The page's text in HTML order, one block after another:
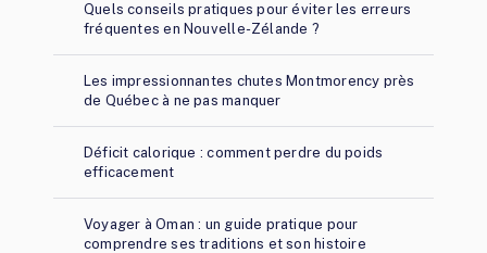
Quels conseils pratiques pour éviter les erreurs
fréquentes en Nouvelle-Zélande ?
Les impressionnantes chutes Montmorency près
de Québec à ne pas manquer
Déficit calorique : comment perdre du poids
efficacement
Voyager à Oman : un guide pratique pour
comprendre ses traditions et son histoire